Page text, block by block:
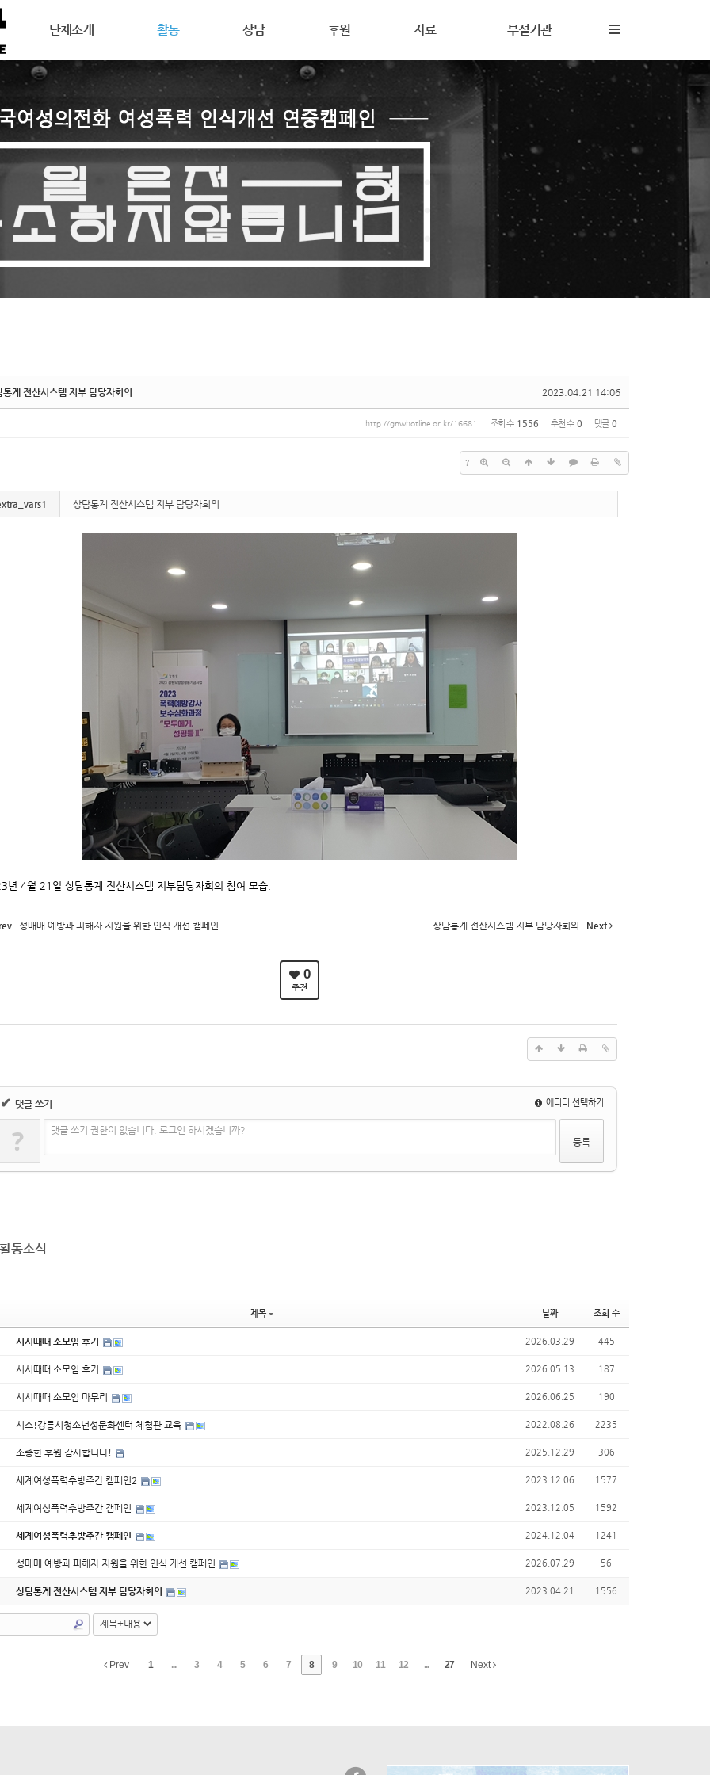
단체소개
강릉여성의전화는
목표
조직도
오시는길
활동
캠페인
상담
상담안내
여성주의상담이란
온라인 상담
후원
후원안내
회원활동
자원활동
자료
재정보고
갤러리
부설기관
해솔상담소
2023.04.21 14:06
통계 전산시스템 지부 담당자회의
http://gnwhotline.or.kr/16681 조회 수 1556 추천 수 0 댓글 0
?
상담통계 전산시스템 지부 담당자회의
년 4월 21일 상담통계 전산시스템 지부담당자회의 참여 모습.
성매매 예방과 피해자 지원을 위한 인식 개선 캠페인 상담통계 전산시스템 지부 담당자회의 Next
0
추천
✔ 댓글 쓰기 에디터 선택하기
? 댓글 쓰기 권한이 없습니다. 로그인 하시겠습니까?
동소식
제목 날짜 조회 수
시시때때 소모임 후기 2026.03.29 445
시시때때 소모임 후기 2026.05.13 187
시시때때 소모임 마무리 2026.06.25 190
시소!강릉시청소년성문화센터 체험관 교육 2022.08.26 2235
소중한 후원 감사합니다! 2025.12.29 306
세계여성폭력추방주간 캠페인2 2023.12.06 1577
세계여성폭력추방주간 캠페인 2023.12.05 1592
세계여성폭력추방주간 캠페인 2024.12.04 1241
성매매 예방과 피해자 지원을 위한 인식 개선 캠페인 2026.07.29 56
상담통계 전산시스템 지부 담당자회의 2023.04.21 1556
Prev 1 ... 3 4 5 6 7 8 9 10 11 12 ... 27 Next